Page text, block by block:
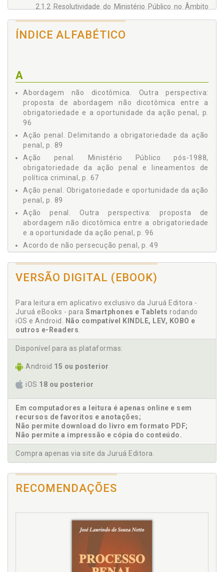
2.1.2 Resolutividade do Ministério Público no Âmbito
2.1.3 Acordo de Não Persecução Penal como Técnica
Resolutiva no Âmbito Criminal, p. 87
2.2.2 Outra Perspectiva: Proposta de Abordagem Não
Dicotômica Entre a Obrigatoriedade e a Oportunidade
da Ação Penal, p. 96
2.3 LINEAMENTOS DE POLÍTICA CRIMINAL, p. 102
Criminal?, p. 102
2.3.2 Delimitando a Política Processual Penal, p. 109
2.3.3 Delimitando o Papel do Ministério Público no
Cenário Político-Criminal, p. 112
3 POTENCIALIDADES E ALCANCE DO ACORDO DE NÃO
PERSECUÇÃO PENAL, p. 121
3.1 PRESSUPOSTOS DE CONSTRUÇÃO ARGUMENTATIVA,
p. 122
3.2 O ATUAL ESTADO DE COISAS: UM OLHAR SOBRE O
SISTEMA DE JUSTIÇA CRIMINAL BRASILEIRO, p. 123
3.2.1 O Atual Quantitativo de Processos Criminais, p.
125
3.2.2 Sistema Prisional Brasileiro: Estatísticas Atuais, p.
127
3.2.3 Os Números do ANPP no Brasil Entre 2020 e
3.3 DA TEORIA À PRÁTICA: VISUALIZANDO AS
POTENCIALIDADES POLÍTICO-CRIMINAIS DO ANPP, p. 142
3.4 PROPOSTA DE APRIMORAMENTO LEGISLATIVO, p.
152
CONSIDERAÇÕES FINAIS, p. 155
ÍNDICE ALFABÉTICO
A
Abordagem não dicotômica. Outra perspectiva:
proposta de abordagem não dicotômica entre a
obrigatoriedade e a oportunidade da ação penal, p.
96
Ação penal. Delimitando a obrigatoriedade da ação
penal, p. 89
Ação penal. Ministério Público pós-1988,
obrigatoriedade da ação penal e lineamentos de
política criminal, p. 67
Ação penal. Obrigatoriedade e oportunidade da ação
penal, p. 89
Ação penal. Outra perspectiva: proposta de
abordagem não dicotômica entre a obrigatoriedade
e a oportunidade da ação penal, p. 96
Acordo de não persecução penal, p. 49
Acordo de não persecução penal. Potencialidades e
Acordos penais. Consensualidade penal e acordos
penais, p. 29
Âmbito criminal. Acordo de não persecução penal
ANPP. Números do ANPP no Brasil entre 2020 e
ANPP. Teoria à prática: visualizando as
potencialidades político-criminais do ANPP, p. 142
Brasil, p. 29
Aprimoramento legislativo. Proposta de
aprimoramento legislativo, p. 152
Aproximação conceitual: o que é política criminal?, p.
Atual quantitativo de processos criminais, p. 125
penal no Brasil, p. 29
VERSÃO DIGITAL (EBOOK)
Para leitura em aplicativo exclusivo da Juruá Editora -
Juruá eBooks - para Smartphones e Tablets rodando
iOS e Android. Não compatível KINDLE, LEV, KOBO e
outros e-Readers.
Disponível para as plataformas:
Android 15 ou posterior
iOS 18 ou posterior
Em computadores a leitura é apenas online e sem
recursos de favoritos e anotações;
Não permite download do livro em formato PDF;
Não permite a impressão e cópia do conteúdo.
Compra apenas via site da Juruá Editora.
RECOMENDAÇÕES